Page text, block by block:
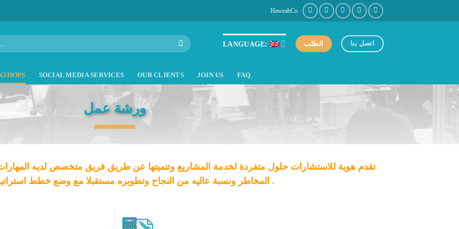
HaweahCo
LANGUAGE: الطلب اتصل بنا
SOCIAL MEDIA SERVICES OUR CLIENTS JOIN US FAQ
ورشة عمل
تقدم هوية للاستشارات حلول متفردة لخدمة المشاريع وتنميتها عن طريق فريق متخصص لديه
المخاطر ونسبة عاليه من النجاح وتطويره مستقبلا مع وضع خطط استراتيجه مدروسة .